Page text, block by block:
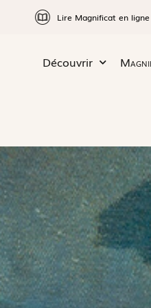
Lire Magnificat en ligne
Découvrir